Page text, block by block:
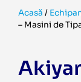
Acasă /
– Masini de